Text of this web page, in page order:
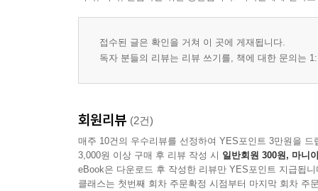
접수된 글은 확인을 거쳐 이 곳에 게재됩니다.
독자 분들의 리뷰는 리뷰 쓰기를, 책에 대한 문의는
회원리뷰 (2건)
매주 10건의 우수리뷰를 선정하여 YES포인트 3만원을 드
3,000원 이상 구매 후 리뷰 작성 시 일반회원 300원, 마니
eBook은 다운로드 후 작성한 리뷰만 YES포인트 지급됩니
클래스는 첫번째 회차 주문확정 시점부터 마지막 회차 주